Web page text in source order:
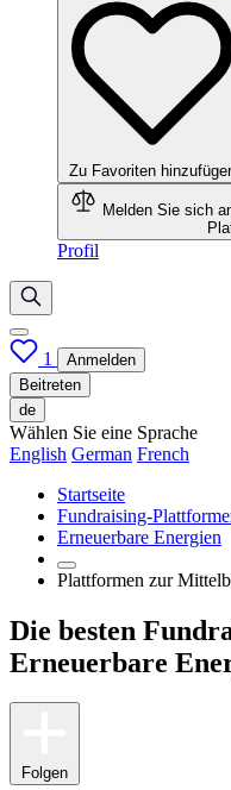
Zu Favoriten
Melden Sie sich
Profil
1
Anmelden
Beitreten
de
Wählen Sie eine Sprache
English German French
Startseite
Fundraising-
Erneuerbare Energien
Plattformen zur
Die besten
Erneuerbare
Folgen